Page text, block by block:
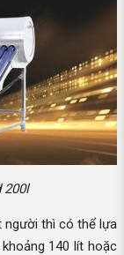
200l
người thì có thể lựa
140 lít hoặc